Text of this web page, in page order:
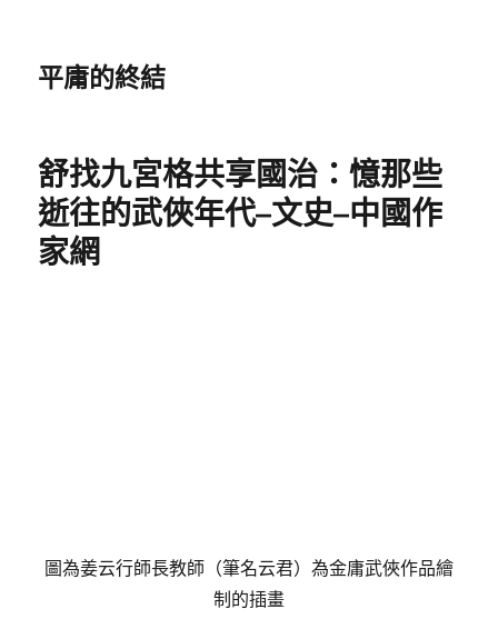
平庸的終結
舒找九宮格共享國治：憶那些
逝往的武俠年代–文史–中國作
家網
圖為姜云行師長教師（筆名云君）為金庸武俠作品繪
制的插畫